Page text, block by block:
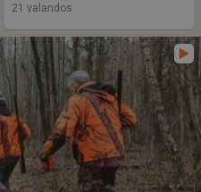
21 valandos